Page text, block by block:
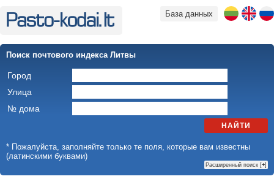
База данных
Поиск почтового индекса Литвы
Город
Улица
№ дома
НАЙТИ
* Пожалуйста, заполняйте только те поля, которые вам известны
(латинскими буквами)
Расширенный поиск [+]